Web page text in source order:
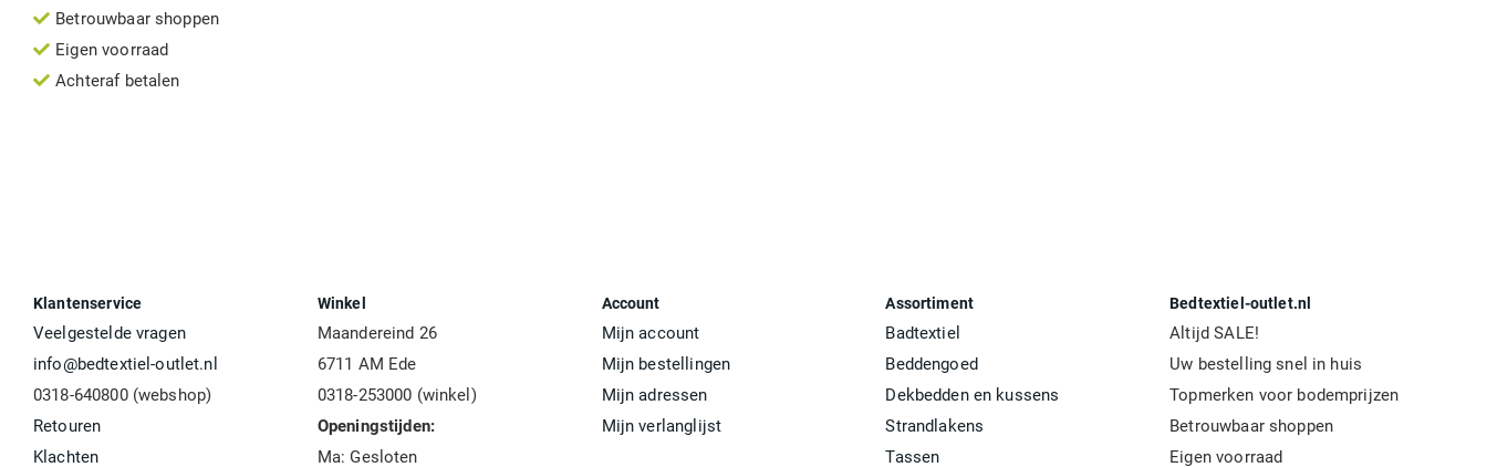
Betrouwbaar shoppen
Eigen voorraad
Achteraf betalen
Klantenservice
Veelgestelde vragen
info@bedtextiel-outlet.nl
0318-640800 (webshop)
Retouren
Klachten
Winkel
Maandereind 26
6711 AM Ede
0318-253000 (winkel)
Openingstijden:
Ma: Gesloten
Account
Mijn account
Mijn bestellingen
Mijn adressen
Mijn verlanglijst
Assortiment
Badtextiel
Beddengoed
Dekbedden en kussens
Strandlakens
Tassen
Bedtextiel-outlet.nl
Altijd SALE!
Uw bestelling snel in huis
Topmerken voor bodemprijzen
Betrouwbaar shoppen
Eigen voorraad